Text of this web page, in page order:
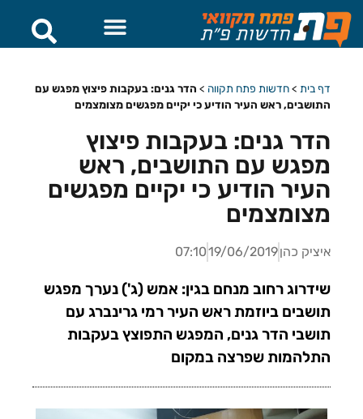
דף בית >חדשות פתח תקווה > הדר גנים: בעקבות פיצוץ מפגש עם
התושבים, ראש העיר הודיע כי יקיים מפגשים מצומצמים
הדר גנים: בעקבות פיצוץ
מפגש עם התושבים, ראש
העיר הודיע כי יקיים מפגשים
מצומצמים
איציק כהן19/06/2019
07:10
שידרוג רחוב מנחם בגין: אמש (ג') נערך מפגש
תושבים ביוזמת ראש העיר רמי גרינברג עם
תושבי הדר גנים, המפגש התפוצץ בעקבות
התלהמות שפרצה במקום